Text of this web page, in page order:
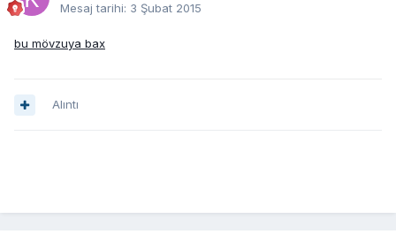
Mesaj tarihi: 3 Şubat 2015
bu mövzuya bax
Alıntı